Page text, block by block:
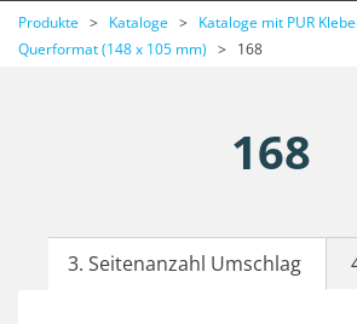
Produkte > Kataloge > Kataloge mit PUR
Querformat (148 x 105 mm) > 168
168
3. Seitenanzahl Umschlag